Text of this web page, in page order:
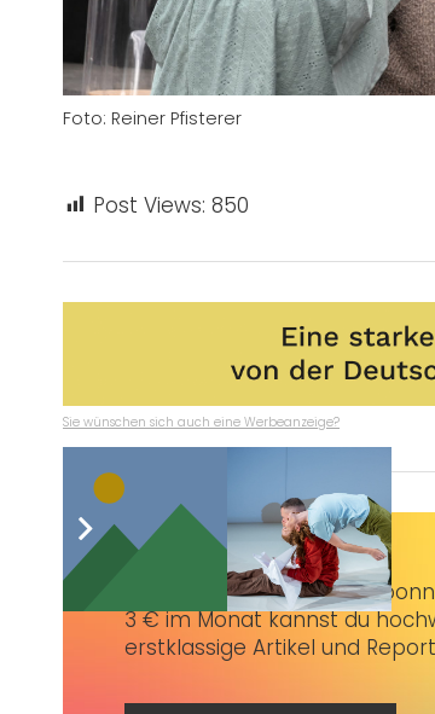
Foto: Reiner Pfisterer
Post Views: 850
Sie wünschen sich auch eine Werbeanzeige?
Taubenschlag+bietet
3 € im Monat kannst du
erstklassige Artikel und